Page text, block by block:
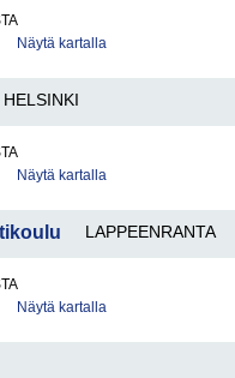
Näytä kartalla
HELSINKI
Näytä kartalla
LAPPEENRANTA
Näytä kartalla